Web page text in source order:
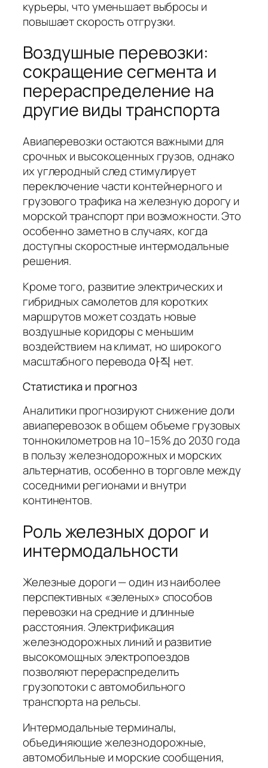
курьеры, что уменьшает выбросы и
повышает скорость отгрузки.
Воздушные перевозки:
сокращение сегмента и
перераспределение на
другие виды транспорта
Авиаперевозки остаются важными для
срочных и высокоценных грузов, однако
их углеродный след стимулирует
переключение части контейнерного и
грузового трафика на железную дорогу и
морской транспорт при возможности. Это
особенно заметно в случаях, когда
доступны скоростные интермодальные
решения.
Кроме того, развитие электрических и
гибридных самолетов для коротких
маршрутов может создать новые
воздушные коридоры с меньшим
воздействием на климат, но широкого
масштабного перевода 아직 нет.
Статистика и прогноз
Аналитики прогнозируют снижение доли
авиаперевозок в общем объеме грузовых
тоннокилометров на 10–15% до 2030 года
в пользу железнодорожных и морских
альтернатив, особенно в торговле между
соседними регионами и внутри
континентов.
Роль железных дорог и
интермодальности
Железные дороги — один из наиболее
перспективных «зеленых» способов
перевозки на средние и длинные
расстояния. Электрификация
железнодорожных линий и развитие
высокомощных электропоездов
позволяют перераспределить
грузопотоки с автомобильного
транспорта на рельсы.
Интермодальные терминалы,
объединяющие железнодорожные,
автомобильные и морские сообщения,